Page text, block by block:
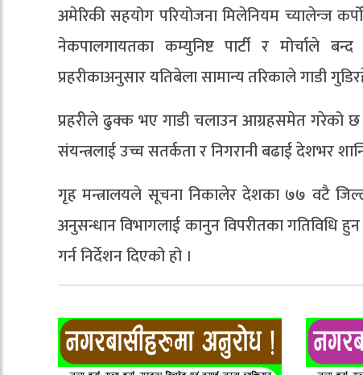
अमेरिकी सहयोग परियोजना मिलेनियम च्यालेन्ज
नेकपालगायतका कम्युनिष्ट पार्टी र मोर्चाले
प्रहरीकाअनुसार यतिबेला सामान्य तरिकाले गाडी
प्रहरीले ढुक्क भए गाडी चलाउन आग्रहसमेत गरेको छ
संयन्त्रलाई उच्च सतर्कता र निगरानी बढाई देशभर
गृह मन्त्रालयले सूचना निकालेर देशका ७७ वटै जिल्ला
अनुसन्धान विभागलाई कानुन विपरीतका गतिविधि हुन
गर्न निर्देशन दिएको हो ।